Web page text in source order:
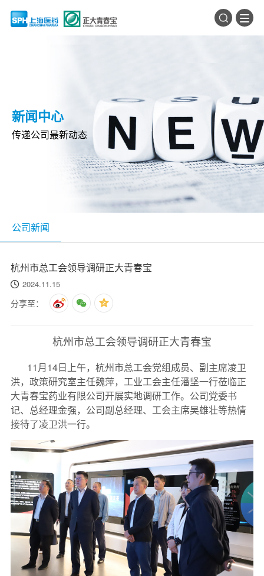
新闻中心
传递公司最新动态
公司新闻
杭州市总工会领导调研正大青春宝
2024.11.15
分享至：
杭州市总工会领导调研正大青春宝
11月14日上午，杭州市总工会党组成员、副主席凌卫
洪，政策研究室主任魏萍，工业工会主任潘坚一行莅临正
大青春宝药业有限公司开展实地调研工作。公司党委书
记、总经理金强，公司副总经理、工会主席吴雄壮等热情
接待了凌卫洪一行。